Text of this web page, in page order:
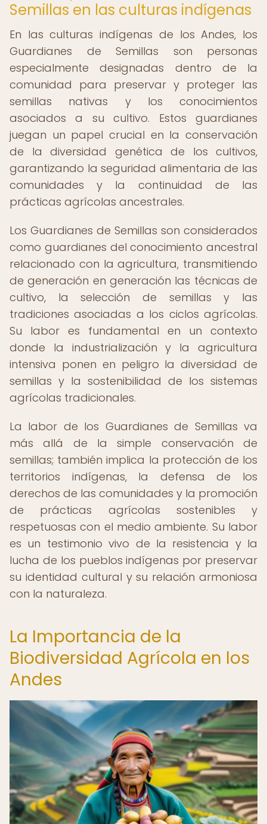
Semillas en las culturas indígenas
En las culturas indígenas de los Andes, los
Guardianes de Semillas son personas
especialmente designadas dentro de la
comunidad para preservar y proteger las
semillas nativas y los conocimientos
asociados a su cultivo. Estos guardianes
juegan un papel crucial en la conservación
de la diversidad genética de los cultivos,
garantizando la seguridad alimentaria de las
comunidades y la continuidad de las
prácticas agrícolas ancestrales.
Los Guardianes de Semillas son considerados
como guardianes del conocimiento ancestral
relacionado con la agricultura, transmitiendo
de generación en generación las técnicas de
cultivo, la selección de semillas y las
tradiciones asociadas a los ciclos agrícolas.
Su labor es fundamental en un contexto
donde la industrialización y la agricultura
intensiva ponen en peligro la diversidad de
semillas y la sostenibilidad de los sistemas
agrícolas tradicionales.
La labor de los Guardianes de Semillas va
más allá de la simple conservación de
semillas; también implica la protección de los
territorios indígenas, la defensa de los
derechos de las comunidades y la promoción
de prácticas agrícolas sostenibles y
respetuosas con el medio ambiente. Su labor
es un testimonio vivo de la resistencia y la
lucha de los pueblos indígenas por preservar
su identidad cultural y su relación armoniosa
con la naturaleza.
La Importancia de la
Biodiversidad Agrícola en los
Andes